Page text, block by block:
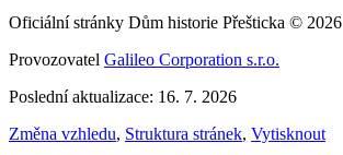
Oficiální stránky Dům historie Přešticka © 2026
Provozovatel Galileo Corporation s.r.o.
Poslední aktualizace: 16. 7. 2026
Změna vzhledu, Struktura stránek, Vytisknout